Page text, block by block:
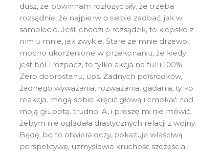
dusz, że powinnam rozłożyć siły, że trzeba
rozsądnie, że najpierw o siebie zadbać, jak w
samolocie. Jeśli chodzi o rozsądek, to kiepsko z
nim u mnie, jak zwykle. Stare ze mnie drzewo,
mocno ukorzenione w przekonaniu, że kiedy
jest ból i rozpacz, to tylko akcja na full i 100% .
Zero dobrostanu, ups. Żadnych półśrodków,
żadnego wyważania, rozważania, gadania, tylko
reakcja, mogą sobie kręcić głową i cmokać nad
moją głupotą, trudno. A, i proszę mi nie mówić,
żebym nie oglądała drastycznych relacji z wojny.
Będę, bo to otwiera oczy, pokazuje właściwą
perspektywę, uzmysławia kruchość szczęścia i